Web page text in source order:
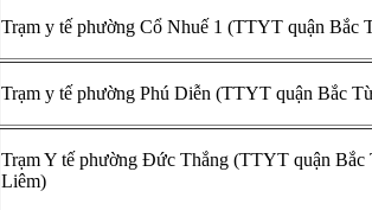
Trạm y tế phường Cổ Nhuế 1 (TTYT quận Bắc
Trạm y tế phường Phú Diễn (TTYT quận Bắc
Trạm Y tế phường Đức Thắng (TTYT quận Bắc
Liêm)